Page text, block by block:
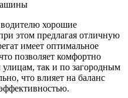
водителю хорошие
этом предлагая отличную
имеет оптимальное
позволяет комфортно
улицам, так и по загородным
что влияет на баланс